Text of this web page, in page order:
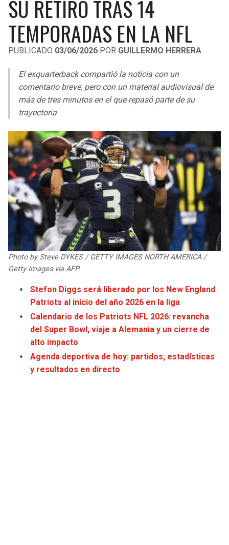
LIGA DE EXPANSIÓN MX
LEAGUES CUP
UEFA EUROPA LEAGUE
UEFA CONFERENCE LEAGUE
MLS
COPA LIBERTADORES
COPA SUDAMERICANA
OTRAS LIGAS
RAIDERS
CHARGERS
RAVENS
BROWNS
STEELERS
TEXANS
COLTS
JAGUARS
TITANS
COWBOYS
GIANTS
EAGLES
COMMANDERS
CAVALIERS
PISTONS
PACERS
HAWKS
HORNETS
HEAT
MAGIC
WIZARDS
WARRIORS
CLIPPERS
LAKERS
SUNS
KINGS
SU RETIRO TRAS 14
TEMPORADAS EN LA NFL
PUBLICADO 03/06/2026 POR GUILLERMO HERRERA
El exquarterback compartió la noticia con un
comentario breve, pero con un material audiovisual de
más de tres minutos en el que repasó parte de su
trayectoria
Photo by Steve DYKES / GETTY IMAGES NORTH AMERICA /
Getty Images via AFP
Stefon Diggs será liberado por los New England
Patriots al inicio del año 2026 en la liga
Calendario de los Patriots NFL 2026: revancha
del Super Bowl, viaje a Alemania y un cierre de
alto impacto
Agenda deportiva de hoy: partidos, estadísticas
y resultados en directo